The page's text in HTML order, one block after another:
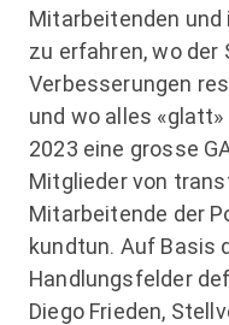
Mitarbeitenden und
zu erfahren, wo der
Verbesserungen
und wo alles
2023 eine grosse
Mitglieder von
Mitarbeitende der
kundtun. Auf Basis
Handlungsfelder
Diego Frieden,